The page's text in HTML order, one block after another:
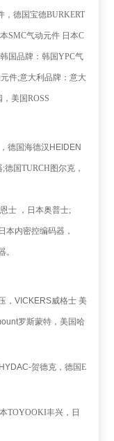
，德国宝德BURKERT
SMC气动元件 日本C
韩国品牌：韩国YPC气
件;意大利品牌：意大
，美国ROSS
，德国海德汉 HEIDEN
;德国TURCH 图尔克，
士 ，日本奥普士;
本内密控编码器，
。
，VICKERS威格士 美
罗斯蒙特，美国哈
HYDAC-贺德克，德国E
TOYOOKI丰兴，日